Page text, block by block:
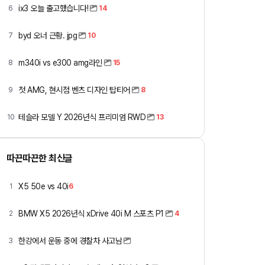
6 ix3 오늘 출고했습니다! 14
7 byd 오너 근황. jpg 10
8 m340i vs e300 amg라인 15
9 첫 AMG, 현시점 벤츠 디자인 탑티어 8
10 테슬라 모델 Y 2026년식 프리미엄 RWD 13
따끈따끈한 최신글
1 X5 50e vs 40i6
2 BMW X5 2026년식 xDrive 40i M 스포츠 P1 4
3 한강에서 운동 중에 경찰차 사고남